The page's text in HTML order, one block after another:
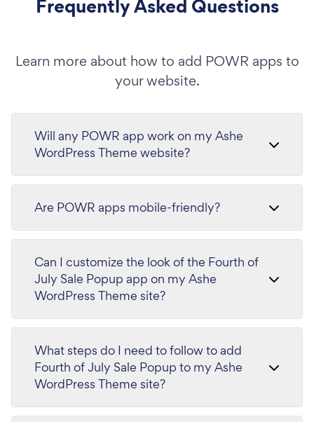
Frequently Asked Questions
Learn more about how to add POWR apps to
your website.
Will any POWR app work on my Ashe
WordPress Theme website?
Are POWR apps mobile-friendly?
Can I customize the look of the Fourth of
July Sale Popup app on my Ashe
WordPress Theme site?
What steps do I need to follow to add
Fourth of July Sale Popup to my Ashe
WordPress Theme site?